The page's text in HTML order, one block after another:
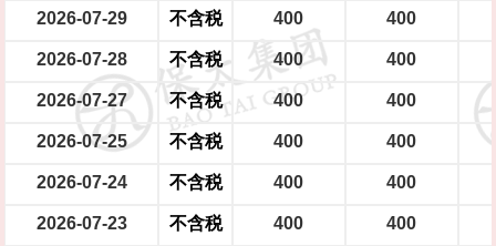
2026-07-29 不含税 400 400
2026-07-28 不含税 400 400
2026-07-27 不含税 400 400
2026-07-25 不含税 400 400
2026-07-24 不含税 400 400
2026-07-23 不含税 400 400